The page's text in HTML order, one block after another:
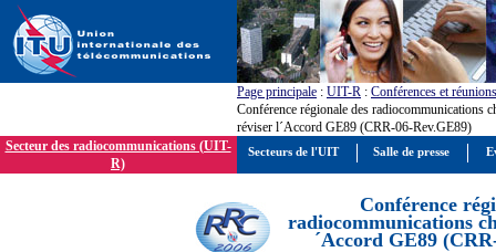
Page principale : UIT-R : Conférences et réunions
Conférence régionale des radiocommunications
réviser l´Accord GE89 (CRR-06-Rev.GE89)
Secteur des radiocommunications (UIT-
R)
Conférence
radiocommunications
´Accord GE89
Secteurs de l'UIT Salle de presse